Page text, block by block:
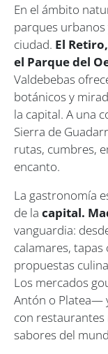
En el ámbito
parques urbanos
ciudad. El
el Parque del
Valdebebas
botánicos y
la capital. A una
Sierra de
rutas, cumbres,
encanto.
La gastronomía
de la capital.
vanguardia:
calamares, tapas
propuestas
Los mercados
Antón o Platea—
con
sabores del